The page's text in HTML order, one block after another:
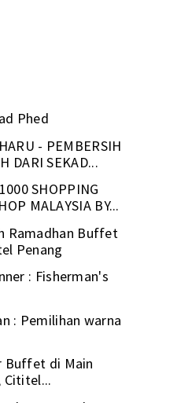
Phed
- PEMBERSIH
DARI SEKAD...
SHOPPING
MALAYSIA BY...
Ramadhan Buffet
Penang
: Fisherman's
: Pemilihan warna
Buffet di Main
Cititel...